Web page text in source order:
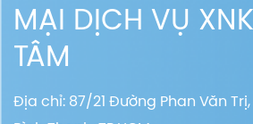
MẠI DỊCH VỤ
TÂM
Địa chỉ: 87/21 Đường Phan Văn Trị,